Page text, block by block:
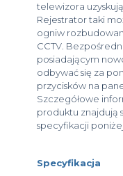
telewizora
Rejestrator taki
ogniw
CCTV.
posiadającym
odbywać się za
przycisków na
Szczegółowe
produktu znajdują
specyfikacji
Specyfikacja